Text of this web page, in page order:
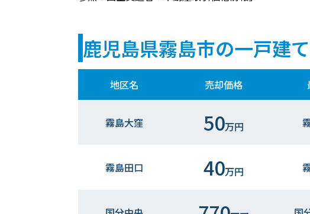
鹿児島県霧島市の一戸建
地区名 売却価格
霧島大窪 50万円
霧島田口 40万円